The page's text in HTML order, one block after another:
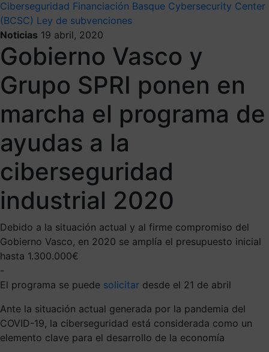
Ciberseguridad Financiación Basque Cybersecurity Center
(BCSC) Ley de subvenciones
Noticias 19 abril, 2020
Gobierno Vasco y
Grupo SPRI ponen en
marcha el programa de
ayudas a la
ciberseguridad
industrial 2020
Debido a la situación actual y al firme compromiso del
Gobierno Vasco, en 2020 se amplía el presupuesto inicial
hasta 1.300.000€
-
El programa se puede solicitar desde el 21 de abril
Ante la situación actual generada por la pandemia del
COVID-19, la ciberseguridad está considerada como un
elemento clave para el desarrollo de la economía